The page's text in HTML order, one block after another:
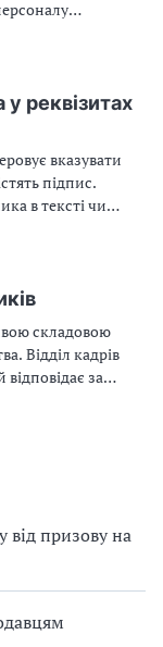
від призову на
час
сприяє
непорозумінь
У статті
роботи
оформлення.
у реквізитах
вказувати
підпис.
в тексті чи
складовою
Відділ кадрів
за
виконання цих